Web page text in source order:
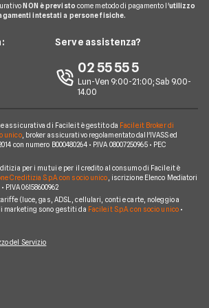
e Luce
NON è previsto come metodo di pagamento l'utilizzo
intestati a persone fisiche.
Serve assistenza?
02 55 55 5
Lun-Ven 9:00-21:00; Sab 9.00-
14.00
assicurativa di Facile.it è gestito da Facile.it Broker di
unico, broker assicurativo regolamentato dall'IVASS ed
con numero B000480264 • P.IVA 08007250965 • PEC
per i mutui e per il credito al consumo di Facile.it è
Creditizia S.p.A. con socio unico , iscrizione Elenco Mediatori
06158600962
(luce, gas, ADSL, cellulari, conti e carte, noleggio a
marketing sono gestiti da Facile.it S.p.A. con socio unico•
del Servizio